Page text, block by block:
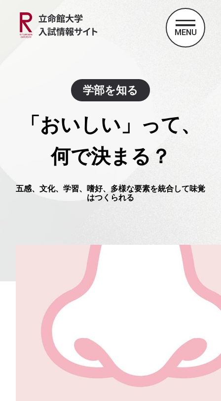
MENU
学部を知る
「おいしい」って、
何で決まる？
五感、文化、学習、嗜好、多様な要素を統合して味覚
はつくられる